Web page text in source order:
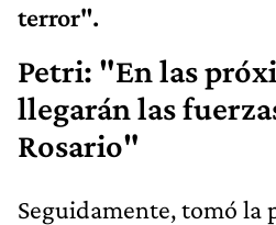
terror".
Petri: "En las
llegarán las
Rosario"
Seguidamente, tomó la